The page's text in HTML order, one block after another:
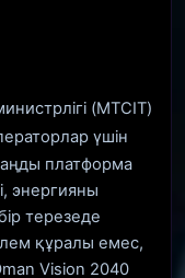
(MTCIT)
үшін
платформа
энергияны
терезеде
құралы емес,
Vision 2040